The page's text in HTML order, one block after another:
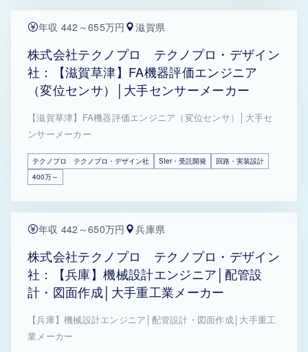
年収 442～655万円 滋賀県
株式会社テクノプロ テクノプロ・デザイン
社：【滋賀草津】FA機器評価エンジニア
（変位センサ）│大手センサーメーカー
【滋賀草津】FA機器評価エンジニア（変位センサ）│大手セ
ンサーメーカー
テクノプロ テクノプロ・デザイン社 SIer・受託開発
回路・実装設計
400万～
年収 442～650万円 兵庫県
株式会社テクノプロ テクノプロ・デザイン
社：【兵庫】機械設計エンジニア│配管設
計・図面作成│大手重工業メーカー
【兵庫】機械設計エンジニア│配管設計・図面作成│大手重工
業メーカー